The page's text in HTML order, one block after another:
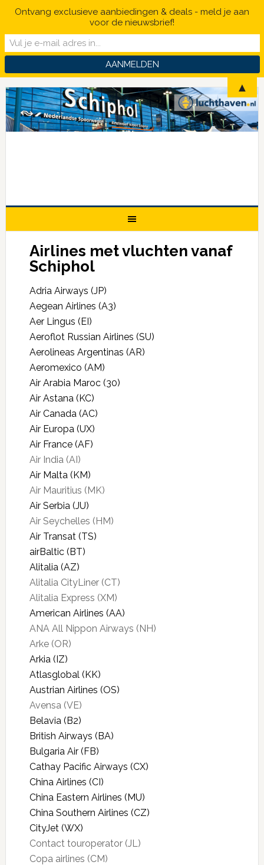
Airlines met vluchten vanaf
Schiphol
Adria Airways (JP)
Aegean Airlines (A3)
Aer Lingus (EI)
Aeroflot Russian Airlines (SU)
Aerolineas Argentinas (AR)
Aeromexico (AM)
Air Arabia Maroc (30)
Air Astana (KC)
Air Canada (AC)
Air Europa (UX)
Air France (AF)
Air India (AI)
Air Malta (KM)
Air Mauritius (MK)
Air Serbia (JU)
Air Seychelles (HM)
Air Transat (TS)
airBaltic (BT)
Alitalia (AZ)
Alitalia CityLiner (CT)
Alitalia Express (XM)
American Airlines (AA)
ANA All Nippon Airways (NH)
Arke (OR)
Arkia (IZ)
Atlasglobal (KK)
Austrian Airlines (OS)
Avensa (VE)
Belavia (B2)
British Airways (BA)
Bulgaria Air (FB)
Cathay Pacific Airways (CX)
China Airlines (CI)
China Eastern Airlines (MU)
China Southern Airlines (CZ)
CityJet (WX)
Contact touroperator (JL)
Copa airlines (CM)
Ontvang exclusieve aanbiedingen & deals - meld je aan
voor de nieuwsbrief!
▲